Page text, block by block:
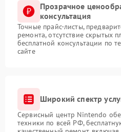
Прозрачное
консультация
Точные прайс-листы,
ремонта, отсутствие скрытых
бесплатной консультации по
сайте
Широкий спектр
Сервисный центр Nintendo
техники по всей РФ,